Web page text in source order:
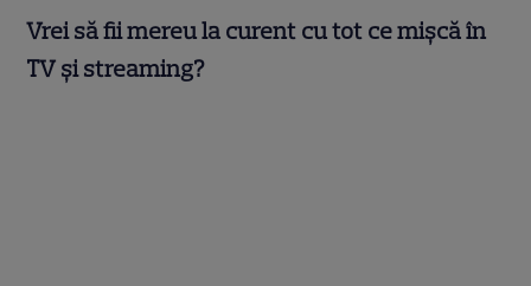
Vrei să fii mereu la curent cu tot ce mișcă în
TV și streaming?